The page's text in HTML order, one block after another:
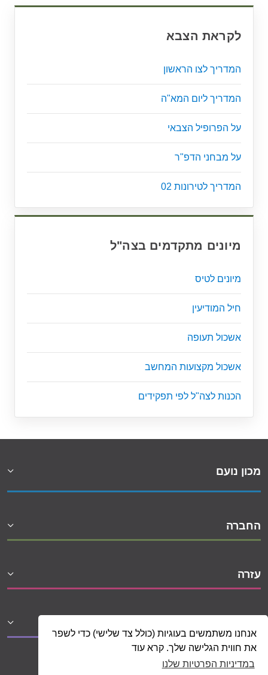
אנחנו משתמשים בעוגיות (כולל צד שלישי) כדי לשפר
את חווית הגלישה שלך. קרא עוד
במדיניות הפרטיות שלנו
לקראת הצבא
המדריך לצו הראשון
המדריך ליום המא"ה
על הפרופיל הצבאי
על מבחני הדפ"ר
המדריך לטירונות 02
מיונים מתקדמים בצה"ל
מיונים לטיס
חיל המודיעין
אשכול תעופה
אשכול מקצועות המחשב
הכנות לצה"ל לפי תפקידים
מכון נועם
החברה
עזרה